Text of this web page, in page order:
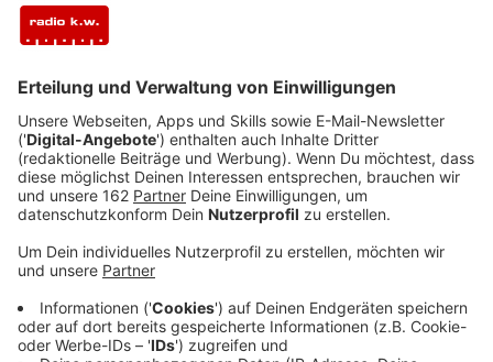
Der Tunnel am Weseler Bahnhof soll schöner werden.
die Politik. Die Idee: Die Tunnelwänden sollen
aufwändig bemalt werden, das soll auch Schmierereien
verhindern. Die Stadt kann das nicht allein
entscheiden, auch die Bahn muss zustimmen. Da
kommt die Idee aber sehr gut an.
Anzeige
Bemalung dürfte allerdings noch dauern